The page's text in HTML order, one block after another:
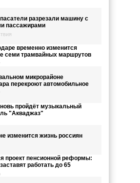
разрезали машину с
пассажирами
временно изменится
семи трамвайных маршрутов
микрорайоне
перекроют автомобильное
пройдёт музыкальный
"Акваджаз"
изменится жизнь россиян
проект пенсионной реформы:
работать до 65